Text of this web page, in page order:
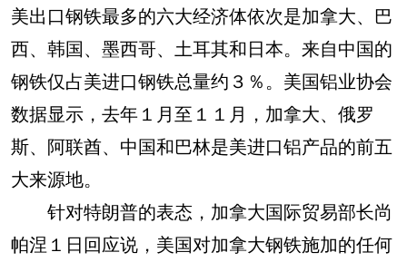
美出口钢铁最多的六大经济体依次是加拿大、巴
西、韩国、墨西哥、土耳其和日本。来自中国的
钢铁仅占美进口钢铁总量约３％。美国铝业协会
数据显示，去年１月至１１月，加拿大、俄罗
斯、阿联酋、中国和巴林是美进口铝产品的前五
大来源地。
针对特朗普的表态，加拿大国际贸易部长尚
帕涅１日回应说，美国对加拿大钢铁施加的任何